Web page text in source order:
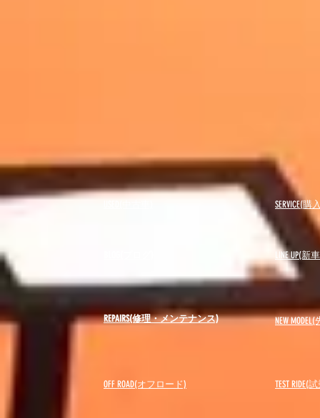
SERVICE(
LINE UP(新
REPAIRS(修理・メンテナンス) NEW MODEL(
OFF ROAD(オフロード) ​TEST RIDE(